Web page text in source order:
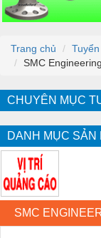
Trang chủ
SMC
CHUYÊN MỤC
DANH MỤC SẢN
SMC